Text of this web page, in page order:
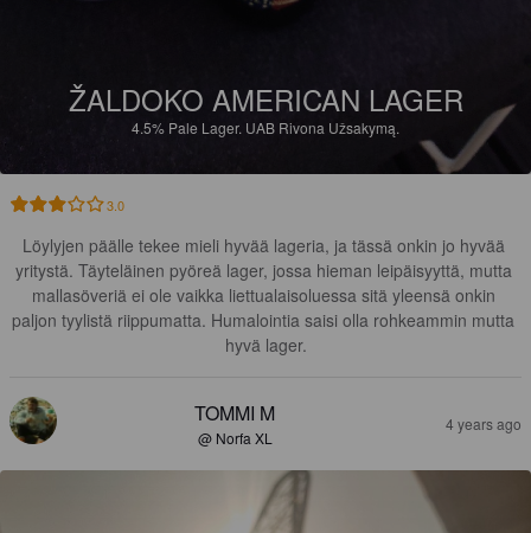
ŽALDOKO AMERICAN LAGER
4.5% Pale Lager. UAB Rivona Užsakymą.
3.0
Löylyjen päälle tekee mieli hyvää lageria, ja tässä onkin jo hyvää
yritystä. Täyteläinen pyöreä lager, jossa hieman leipäisyyttä, mutta
mallasöveriä ei ole vaikka liettualaisoluessa sitä yleensä onkin
paljon tyylistä riippumatta. Humalointia saisi olla rohkeammin mutta
hyvä lager.
TOMMI M
@ Norfa XL
4 years ago